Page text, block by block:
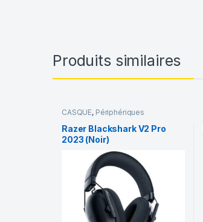
Produits similaires
CASQUE, Périphériques
Razer Blackshark V2 Pro
2023 (Noir)